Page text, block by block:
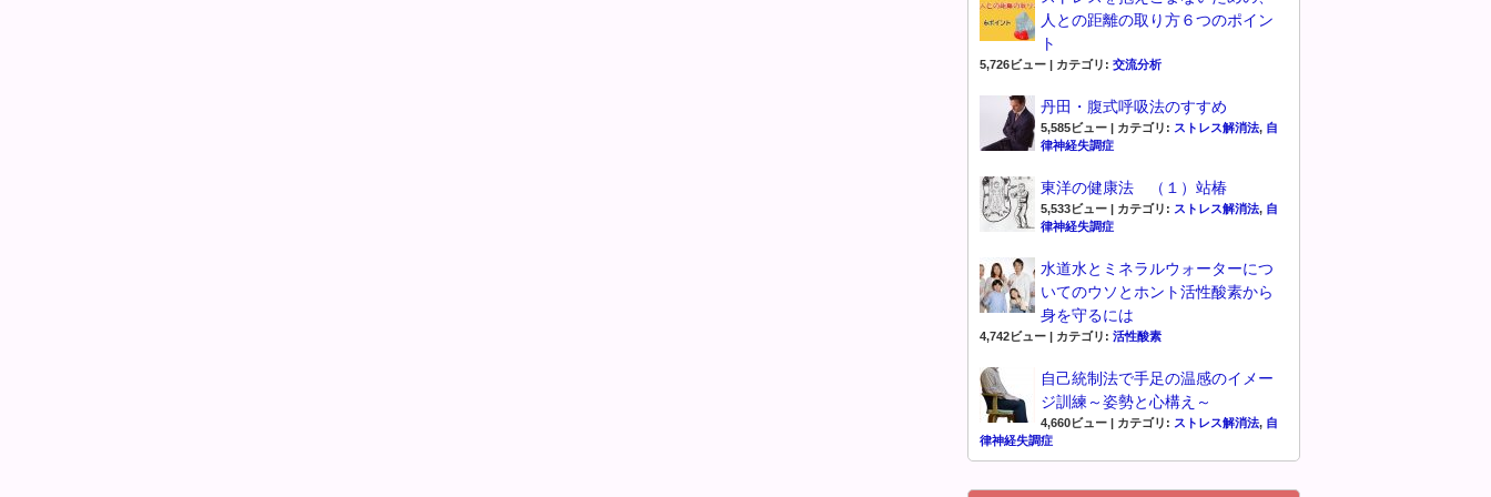
人との距離の取り方６つのポイン
ト
5,726ビュー | カテゴリ: 交流分析
丹田・腹式呼吸法のすすめ
5,585ビュー | カテゴリ: ストレス解消法, 自
律神経失調症
東洋の健康法 （１）站椿
5,533ビュー | カテゴリ: ストレス解消法, 自
律神経失調症
水道水とミネラルウォーターにつ
いてのウソとホント活性酸素から
身を守るには
4,742ビュー | カテゴリ: 活性酸素
自己統制法で手足の温感のイメー
ジ訓練～姿勢と心構え～
4,660ビュー | カテゴリ: ストレス解消法, 自
律神経失調症